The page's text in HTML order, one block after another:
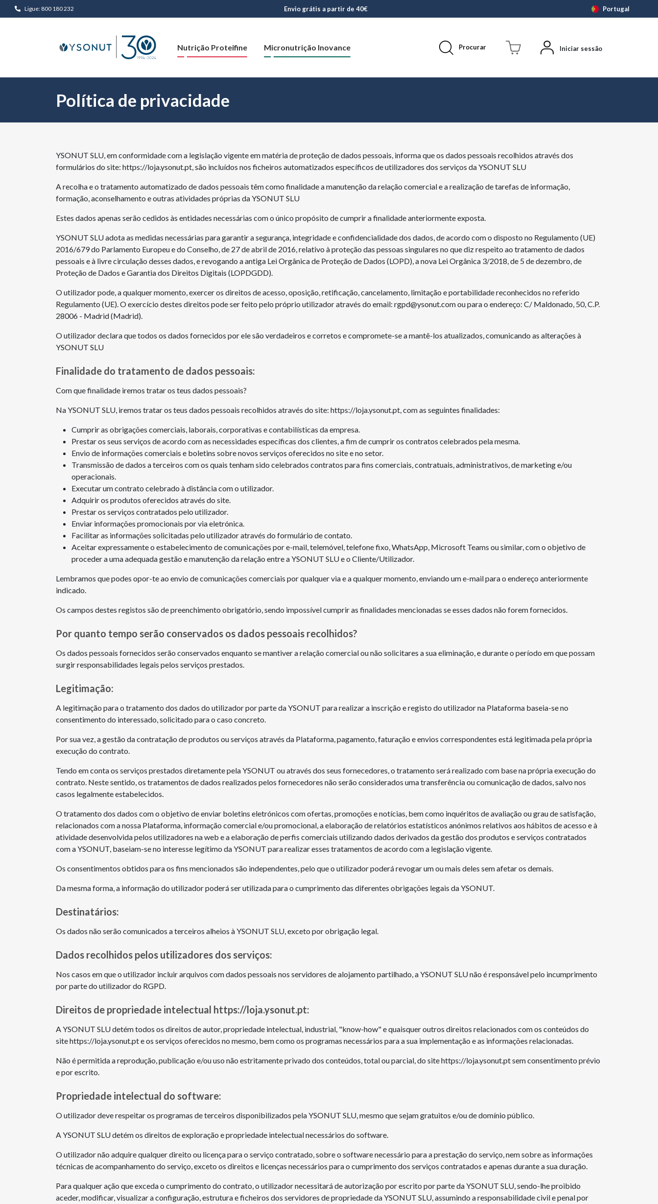
Ligue: 800 180 232 Envio grátis a partir de 40€ Portugal
Nutrição Proteifine Micronutrição Inovance Procurar Iniciar sessão
Política de privacidade
YSONUT SLU, em conformidade com a legislação vigente em matéria de proteção de dados pessoais, informa que os dados pessoais recolhidos através dos
formulários do site: https://loja.ysonut.pt, são incluídos nos ficheiros automatizados específicos de utilizadores dos serviços da YSONUT SLU
A recolha e o tratamento automatizado de dados pessoais têm como finalidade a manutenção da relação comercial e a realização de tarefas de informação,
formação, aconselhamento e outras atividades próprias da YSONUT SLU
Estes dados apenas serão cedidos às entidades necessárias com o único propósito de cumprir a finalidade anteriormente exposta.
YSONUT SLU adota as medidas necessárias para garantir a segurança, integridade e confidencialidade dos dados, de acordo com o disposto no Regulamento (UE)
2016/679 do Parlamento Europeu e do Conselho, de 27 de abril de 2016, relativo à proteção das pessoas singulares no que diz respeito ao tratamento de dados
pessoais e à livre circulação desses dados, e revogando a antiga Lei Orgânica de Proteção de Dados (LOPD), a nova Lei Orgânica 3/2018, de 5 de dezembro, de
Proteção de Dados e Garantia dos Direitos Digitais (LOPDGDD).
O utilizador pode, a qualquer momento, exercer os direitos de acesso, oposição, retificação, cancelamento, limitação e portabilidade reconhecidos no referido
Regulamento (UE). O exercício destes direitos pode ser feito pelo próprio utilizador através do email: rgpd@ysonut.com ou para o endereço: C/ Maldonado, 50, C.P.
28006 - Madrid (Madrid).
O utilizador declara que todos os dados fornecidos por ele são verdadeiros e corretos e compromete-se a mantê-los atualizados, comunicando as alterações à
YSONUT SLU
Finalidade do tratamento de dados pessoais:
Com que finalidade iremos tratar os teus dados pessoais?
Na YSONUT SLU, iremos tratar os teus dados pessoais recolhidos através do site: https://loja.ysonut.pt, com as seguintes finalidades:
Cumprir as obrigações comerciais, laborais, corporativas e contabilísticas da empresa.
Prestar os seus serviços de acordo com as necessidades específicas dos clientes, a fim de cumprir os contratos celebrados pela mesma.
Envio de informações comerciais e boletins sobre novos serviços oferecidos no site e no setor.
Transmissão de dados a terceiros com os quais tenham sido celebrados contratos para fins comerciais, contratuais, administrativos, de marketing e/ou
operacionais.
Executar um contrato celebrado à distância com o utilizador.
Adquirir os produtos oferecidos através do site.
Prestar os serviços contratados pelo utilizador.
Enviar informações promocionais por via eletrónica.
Facilitar as informações solicitadas pelo utilizador através do formulário de contato.
Aceitar expressamente o estabelecimento de comunicações por e-mail, telemóvel, telefone fixo, WhatsApp, Microsoft Teams ou similar, com o objetivo de
proceder a uma adequada gestão e manutenção da relação entre a YSONUT SLU e o Cliente/Utilizador.
Lembramos que podes opor-te ao envio de comunicações comerciais por qualquer via e a qualquer momento, enviando um e-mail para o endereço anteriormente
indicado.
Os campos destes registos são de preenchimento obrigatório, sendo impossível cumprir as finalidades mencionadas se esses dados não forem fornecidos.
Por quanto tempo serão conservados os dados pessoais recolhidos?
Os dados pessoais fornecidos serão conservados enquanto se mantiver a relação comercial ou não solicitares a sua eliminação, e durante o período em que possam
surgir responsabilidades legais pelos serviços prestados.
Legitimação:
A legitimação para o tratamento dos dados do utilizador por parte da YSONUT para realizar a inscrição e registo do utilizador na Plataforma baseia-se no
consentimento do interessado, solicitado para o caso concreto.
Por sua vez, a gestão da contratação de produtos ou serviços através da Plataforma, pagamento, faturação e envios correspondentes está legitimada pela própria
execução do contrato.
Tendo em conta os serviços prestados diretamente pela YSONUT ou através dos seus fornecedores, o tratamento será realizado com base na própria execução do
contrato. Neste sentido, os tratamentos de dados realizados pelos fornecedores não serão considerados uma transferência ou comunicação de dados, salvo nos
casos legalmente estabelecidos.
O tratamento dos dados com o objetivo de enviar boletins eletrónicos com ofertas, promoções e notícias, bem como inquéritos de avaliação ou grau de satisfação,
relacionados com a nossa Plataforma, informação comercial e/ou promocional, a elaboração de relatórios estatísticos anónimos relativos aos hábitos de acesso e à
atividade desenvolvida pelos utilizadores na web e a elaboração de perfis comerciais utilizando dados derivados da gestão dos produtos e serviços contratados
com a YSONUT, baseiam-se no interesse legítimo da YSONUT para realizar esses tratamentos de acordo com a legislação vigente.
Os consentimentos obtidos para os fins mencionados são independentes, pelo que o utilizador poderá revogar um ou mais deles sem afetar os demais.
Da mesma forma, a informação do utilizador poderá ser utilizada para o cumprimento das diferentes obrigações legais da YSONUT.
Destinatários:
Os dados não serão comunicados a terceiros alheios à YSONUT SLU, exceto por obrigação legal.
Dados recolhidos pelos utilizadores dos serviços:
Nos casos em que o utilizador incluir arquivos com dados pessoais nos servidores de alojamento partilhado, a YSONUT SLU não é responsável pelo incumprimento
por parte do utilizador do RGPD.
Direitos de propriedade intelectual https://loja.ysonut.pt:
A YSONUT SLU detém todos os direitos de autor, propriedade intelectual, industrial, "know-how" e quaisquer outros direitos relacionados com os conteúdos do
site https://loja.ysonut.pt e os serviços oferecidos no mesmo, bem como os programas necessários para a sua implementação e as informações relacionadas.
Não é permitida a reprodução, publicação e/ou uso não estritamente privado dos conteúdos, total ou parcial, do site https://loja.ysonut.pt sem consentimento prévio
e por escrito.
Propriedade intelectual do software:
O utilizador deve respeitar os programas de terceiros disponibilizados pela YSONUT SLU, mesmo que sejam gratuitos e/ou de domínio público.
A YSONUT SLU detém os direitos de exploração e propriedade intelectual necessários do software.
O utilizador não adquire qualquer direito ou licença para o serviço contratado, sobre o software necessário para a prestação do serviço, nem sobre as informações
técnicas de acompanhamento do serviço, exceto os direitos e licenças necessários para o cumprimento dos serviços contratados e apenas durante a sua duração.
Para qualquer ação que exceda o cumprimento do contrato, o utilizador necessitará de autorização por escrito por parte da YSONUT SLU, sendo-lhe proibido
aceder, modificar, visualizar a configuração, estrutura e ficheiros dos servidores de propriedade da YSONUT SLU, assumindo a responsabilidade civil e penal por